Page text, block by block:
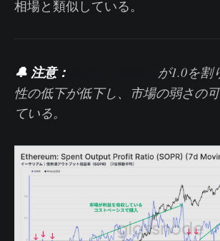
相場と類似している。
🔔 注意：
が1.0を割
性の低下が低下し、市場の弱さの
ている。